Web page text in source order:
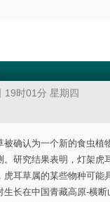
19时01分 星期四
确认为一个新的食虫
研究结果表明，灯架
耳草属的某些物种可
长在中国青藏高原-横